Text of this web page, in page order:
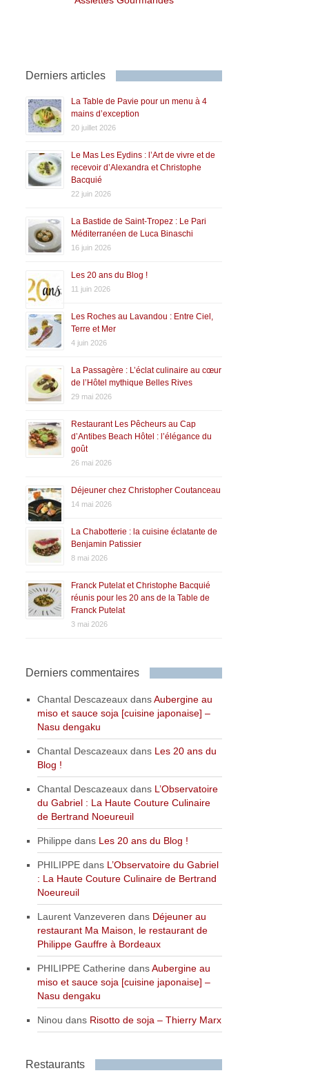
Derniers articles
La Table de Pavie pour un menu à 4
mains d’exception
20 juillet 2026
Le Mas Les Eydins : l’Art de vivre et de
recevoir d’Alexandra et Christophe
Bacquié
22 juin 2026
La Bastide de Saint-Tropez : Le Pari
Méditerranéen de Luca Binaschi
16 juin 2026
Les 20 ans du Blog !
11 juin 2026
Les Roches au Lavandou : Entre Ciel,
Terre et Mer
4 juin 2026
La Passagère : L’éclat culinaire au cœur
de l’Hôtel mythique Belles Rives
29 mai 2026
Restaurant Les Pêcheurs au Cap
d’Antibes Beach Hôtel : l’élégance du
goût
26 mai 2026
Déjeuner chez Christopher Coutanceau
14 mai 2026
La Chabotterie : la cuisine éclatante de
Benjamin Patissier
8 mai 2026
Franck Putelat et Christophe Bacquié
réunis pour les 20 ans de la Table de
Franck Putelat
3 mai 2026
Derniers commentaires
Chantal Descazeaux dansAubergine au
miso et sauce soja [cuisine japonaise] –
Nasu dengaku
Chantal Descazeaux dans Les 20 ans du
Blog !
Chantal Descazeaux dans L’Observatoire
du Gabriel : La Haute Couture Culinaire
de Bertrand Noeureuil
Philippe dans Les 20 ans du Blog !
PHILIPPE dans L’Observatoire du Gabriel
: La Haute Couture Culinaire de Bertrand
Noeureuil
Laurent Vanzeveren dans Déjeuner au
restaurant Ma Maison, le restaurant de
Philippe Gauffre à Bordeaux
PHILIPPE Catherine dansAubergine au
miso et sauce soja [cuisine japonaise] –
Nasu dengaku
Ninou dans Risotto de soja – Thierry Marx
Restaurants